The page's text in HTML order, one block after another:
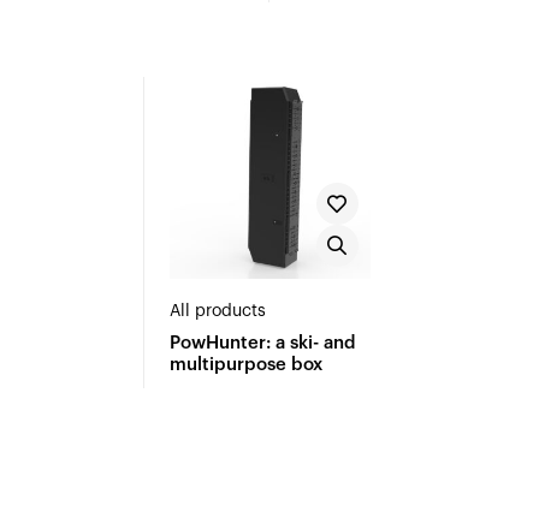
All products
PowHunter: a ski- and
multipurpose box